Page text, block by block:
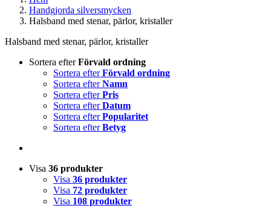
Handgjorda silversmycken
Halsband med stenar, pärlor, kristaller
Halsband med stenar, pärlor, kristaller
Sortera efterFörvald ordning
Sortera efterFörvald ordning
Sortera efterNamn
Sortera efterPris
Sortera efterDatum
Sortera efterPopularitet
Sortera efterBetyg
Visa 36 produkter
Visa 36 produkter
Visa 72 produkter
Visa 108 produkter